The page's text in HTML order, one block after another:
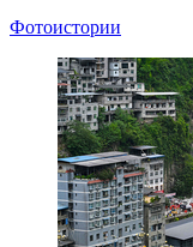
Фотоистории